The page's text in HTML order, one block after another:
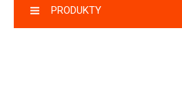
PRODUKTY